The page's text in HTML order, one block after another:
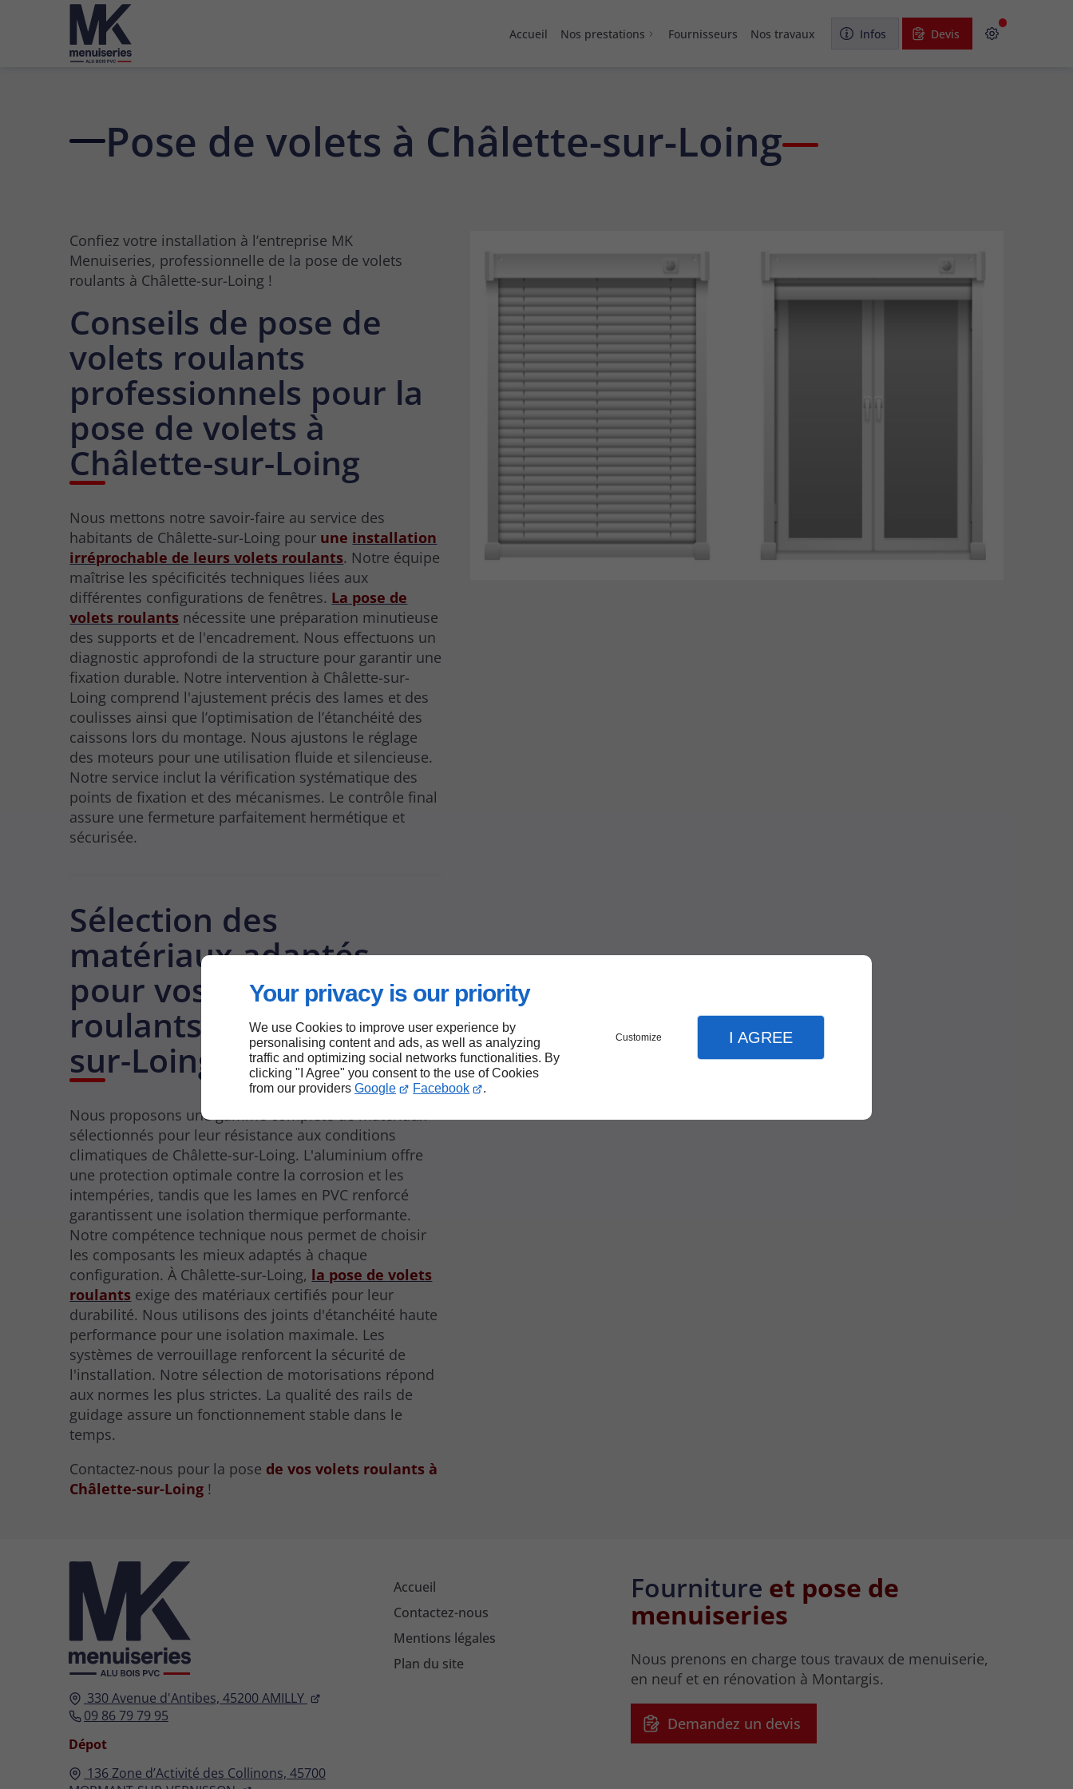
Your privacy is our priority
We use Cookies to improve user experience by
personalising content and ads, as well as analyzing
traffic and optimizing social networks functionalities. By
clicking "I Agree" you consent to the use of Cookies
from our providers Google Facebook .
Customize I AGREE
Accueil Nos prestations Fournisseurs Nos travaux Infos Devis
Pose de volets à Châlette-sur-Loing
Confiez votre installation à l’entreprise MK
Menuiseries, professionnelle de la pose de volets
roulants à Châlette-sur-Loing !
Conseils de pose de
volets roulants
professionnels pour la
pose de volets à
Châlette-sur-Loing
Nous mettons notre savoir-faire au service des
habitants de Châlette-sur-Loing pour une installation
irréprochable de leurs volets roulants. Notre équipe
maîtrise les spécificités techniques liées aux
différentes configurations de fenêtres. La pose de
volets roulants nécessite une préparation minutieuse
des supports et de l'encadrement. Nous effectuons un
diagnostic approfondi de la structure pour garantir une
fixation durable. Notre intervention à Châlette-sur-
Loing comprend l'ajustement précis des lames et des
coulisses ainsi que l’optimisation de l’étanchéité des
caissons lors du montage. Nous ajustons le réglage
des moteurs pour une utilisation fluide et silencieuse.
Notre service inclut la vérification systématique des
points de fixation et des mécanismes. Le contrôle final
assure une fermeture parfaitement hermétique et
sécurisée.
Sélection des
matériaux adaptés
pour vos volets
roulants à Châlette-
sur-Loing
Nous proposons une gamme complète de matériaux
sélectionnés pour leur résistance aux conditions
climatiques de Châlette-sur-Loing. L'aluminium offre
une protection optimale contre la corrosion et les
intempéries, tandis que les lames en PVC renforcé
garantissent une isolation thermique performante.
Notre compétence technique nous permet de choisir
les composants les mieux adaptés à chaque
configuration. À Châlette-sur-Loing, la pose de volets
roulants exige des matériaux certifiés pour leur
durabilité. Nous utilisons des joints d'étanchéité haute
performance pour une isolation maximale. Les
systèmes de verrouillage renforcent la sécurité de
l'installation. Notre sélection de motorisations répond
aux normes les plus strictes. La qualité des rails de
guidage assure un fonctionnement stable dans le
temps.
Contactez-nous pour la pose de vos volets roulants à
Châlette-sur-Loing !
330 Avenue d'Antibes, 45200AMILLY
09 86 79 79 95
Dépot
136 Zone d’Activité des Collinons, 45700
Accueil
Contactez-nous
Mentions légales
Plan du site
Fourniture et pose de
menuiseries
Nous prenons en charge tous travaux de menuiserie,
en neuf et en rénovation à Montargis.
Demandez un devis